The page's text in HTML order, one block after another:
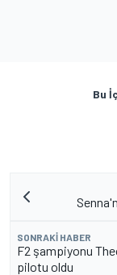
Bu
SONRAKI HABER
F2 şampiyonu
pilotu oldu